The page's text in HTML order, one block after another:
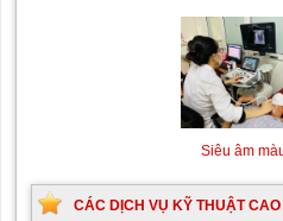
Siêu âm
CÁC DỊCH VỤ KỸ THUẬT CAO